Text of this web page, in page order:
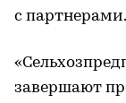
с партнерами.
завершают